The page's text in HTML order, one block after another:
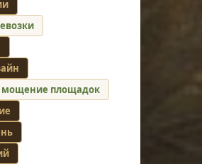
мощение площадок